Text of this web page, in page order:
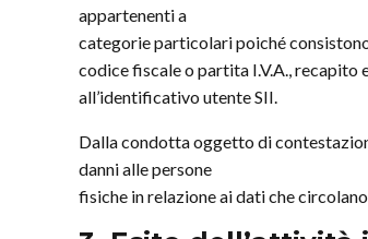
appartenenti a
categorie particolari poiché
codice fiscale o partita I.V.A.,
all’identificativo utente SII.
Dalla condotta oggetto di
danni alle persone
fisiche in relazione ai dati che